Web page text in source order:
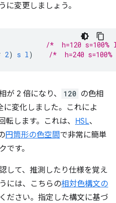
に変更しましょう。
/*  h=120
2) s l ) /*  h=240
が 2 倍になり、 120 の色相
に変化しました。これによ
転します。これは、 HSL、
円筒形の色空間で非常に簡単
です。
して、推測したり仕様を覚え
には、こちらの相対色構文の
ださい。指定した構文に基づ